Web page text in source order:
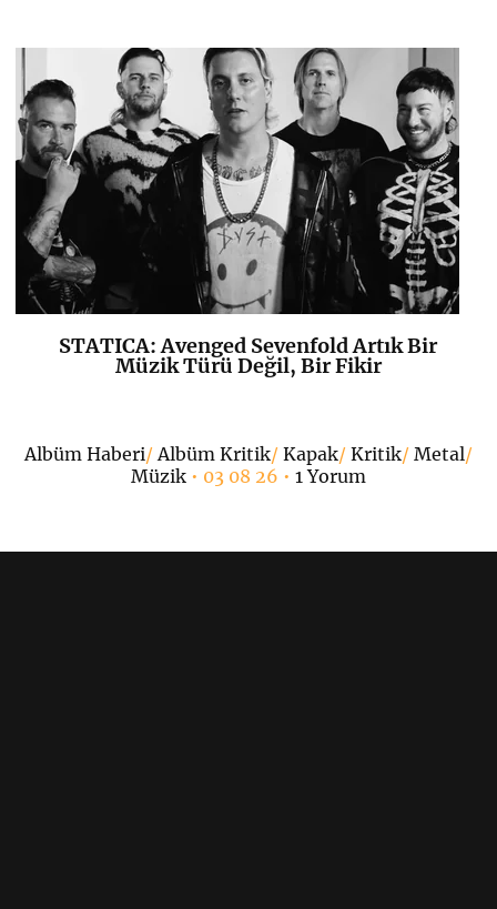
K+
STATICA: Avenged Sevenfold Artık Bir
Müzik Türü Değil, Bir Fikir
Albüm Haberi/Albüm Kritik/ Kapak/ Kritik/ Metal/
Müzik• 03 08 26 • 1 Yorum